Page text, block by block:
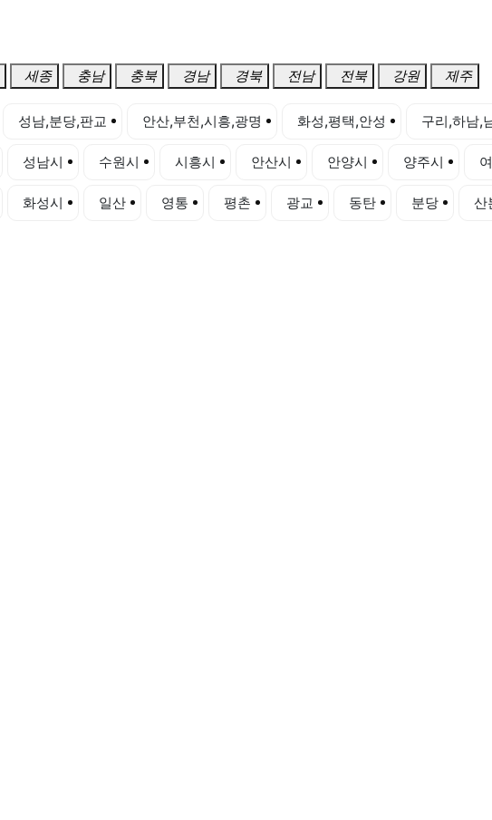
세종 충남 충북 경남 경북 전남 전북 강원 제주
성남,분당,판교 안산,부천,시흥,광명 화성,평택,안성 구리,하남,
성남시 수원시 시흥시 안산시 안양시 양주시
화성시 일산 영통 평촌 광교 동탄 분당
산